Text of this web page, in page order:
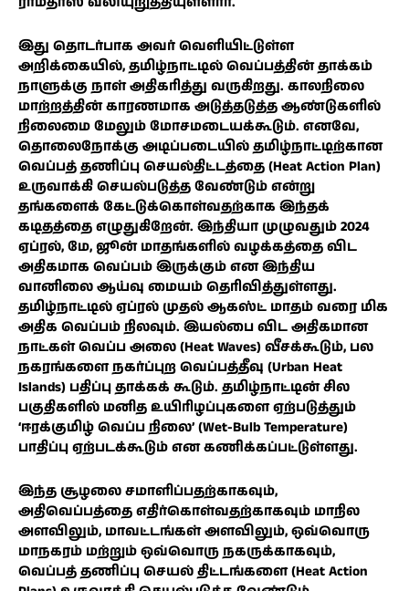
இது தொடர்பாக அவர் வெளியிட்டுள்ள
அறிக்கையில், தமிழ்நாட்டில் வெப்பத்தின் தாக்கம்
நாளுக்கு நாள் அதிகரித்து வருகிறது. காலநிலை
மாற்றத்தின் காரணமாக அடுத்தடுத்த ஆண்டுகளில்
நிலைமை மேலும் மோசமடையக்கூடும். எனவே,
தொலைநோக்கு அடிப்படையில் தமிழ்நாட்டிற்கான
வெப்பத் தணிப்பு செயல்திட்டத்தை (Heat Action Plan)
உருவாக்கி செயல்படுத்த வேண்டும் என்று
தங்களைக் கேட்டுக்கொள்வதற்காக இந்தக்
கடிதத்தை எழுதுகிறேன். இந்தியா முழுவதும் 2024
ஏப்ரல், மே, ஜூன் மாதங்களில் வழக்கத்தை விட
அதிகமாக வெப்பம் இருக்கும் என இந்திய
வானிலை ஆய்வு மையம் தெரிவித்துள்ளது.
தமிழ்நாட்டில் ஏப்ரல் முதல் ஆகஸ்ட் மாதம் வரை மிக
அதிக வெப்பம் நிலவும். இயல்பை விட அதிகமான
நாட்கள் வெப்ப அலை (Heat Waves) வீசக்கூடும், பல
நகரங்களை நகர்ப்புற வெப்பத்தீவு (Urban Heat
Islands) பதிப்பு தாக்கக் கூடும். தமிழ்நாட்டின் சில
பகுதிகளில் மனித உயிரிழப்புகளை ஏற்படுத்தும்
‘ஈரக்குமிழ் வெப்ப நிலை’ (Wet-Bulb Temperature)
பாதிப்பு ஏற்படக்கூடும் என கணிக்கப்பட்டுள்ளது.
இந்த சூழலை சமாளிப்பதற்காகவும்,
அதிவெப்பத்தை எதிர்கொள்வதற்காகவும் மாநில
அளவிலும், மாவட்டங்கள் அளவிலும், ஒவ்வொரு
மாநகரம் மற்றும் ஒவ்வொரு நகருக்காகவும்,
வெப்பத் தணிப்பு செயல் திட்டங்களை (Heat Action